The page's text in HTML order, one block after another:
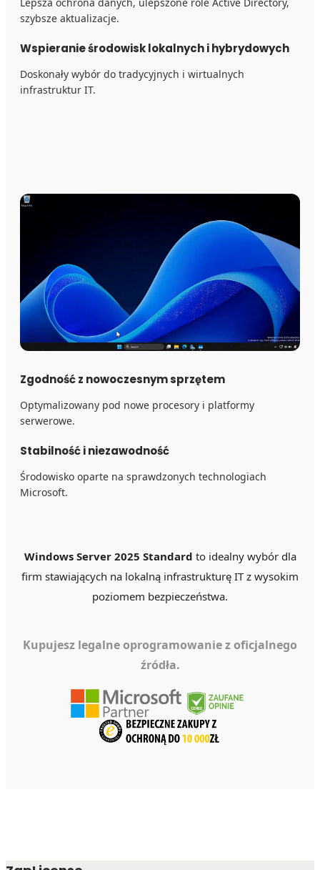
szybsze aktualizacje.
Wspieranie środowisk lokalnych i hybrydowych
Doskonały wybór do tradycyjnych i wirtualnych
infrastruktur IT.
Zgodność z nowoczesnym sprzętem
Optymalizowany pod nowe procesory i platformy
serwerowe.
Stabilność i niezawodność
Środowisko oparte na sprawdzonych technologiach
Microsoft.
Windows Server 2025 Standard to idealny wybór dla
firm stawiających na lokalną infrastrukturę IT z wysokim
poziomem bezpieczeństwa.
Kupujesz legalne oprogramowanie z oficjalnego
źródła.